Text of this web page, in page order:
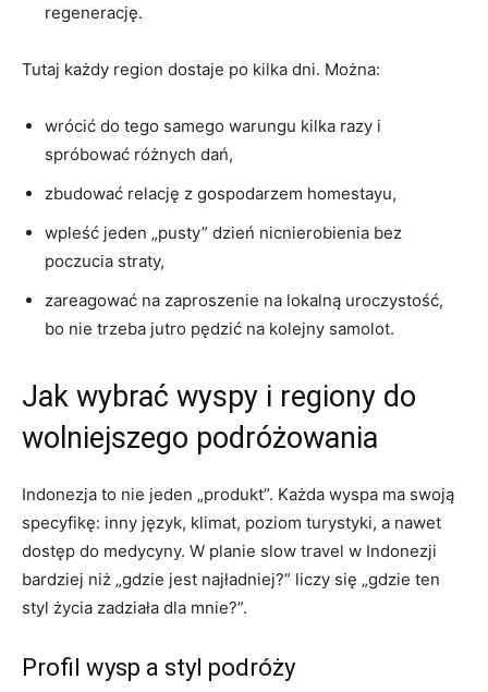
regenerację.
Tutaj każdy region dostaje po kilka dni. Można:
wrócić do tego samego warungu kilka razy i
spróbować różnych dań,
zbudować relację z gospodarzem homestayu,
wpleść jeden „pusty” dzień nicnierobienia bez
poczucia straty,
zareagować na zaproszenie na lokalną uroczystość,
bo nie trzeba jutro pędzić na kolejny samolot.
Jak wybrać wyspy i regiony do
wolniejszego podróżowania
Indonezja to nie jeden „produkt”. Każda wyspa ma swoją
specyfikę: inny język, klimat, poziom turystyki, a nawet
dostęp do medycyny. W planie slow travel w Indonezji
bardziej niż „gdzie jest najładniej?” liczy się „gdzie ten
styl życia zadziała dla mnie?”.
Profil wysp a styl podróży